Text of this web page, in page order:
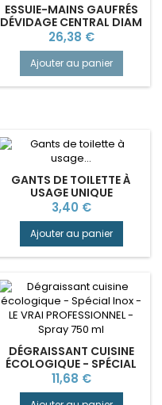
ESSUIE-MAINS GAUFRÉS
DÉVIDAGE CENTRAL DIAM
20 CM - PACK 6
Prix
26,38 €
Ajouter au panier
GANTS DE TOILETTE À
USAGE UNIQUE
Prix
3,40 €
Ajouter au panier
DÉGRAISSANT CUISINE
ÉCOLOGIQUE - SPÉCIAL
INOX - LE VRAI
PROFESSIONNEL
Prix
11,68 €